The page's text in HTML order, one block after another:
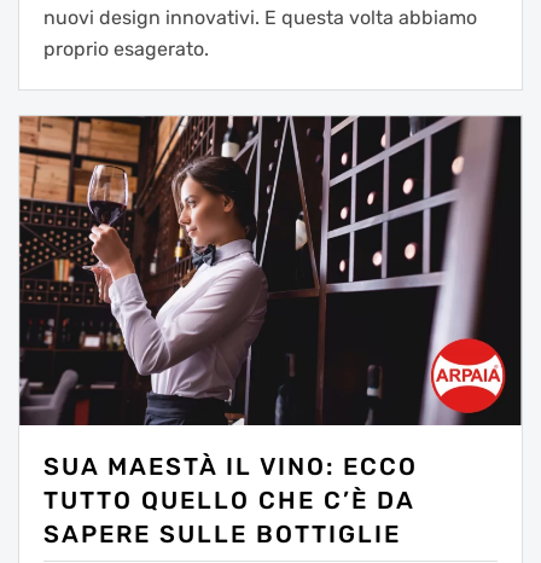
nuovi design innovativi. E questa volta abbiamo
proprio esagerato.
SUA MAESTÀ IL VINO: ECCO
TUTTO QUELLO CHE C’È DA
SAPERE SULLE BOTTIGLIE